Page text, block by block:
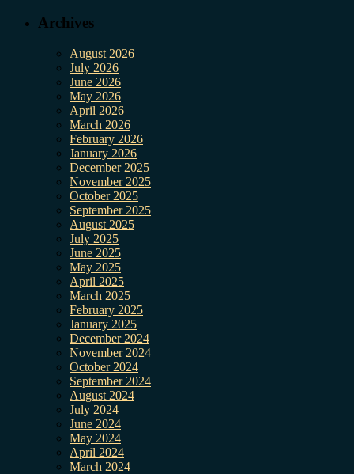
Archives
August 2026
July 2026
June 2026
May 2026
April 2026
March 2026
February 2026
January 2026
December 2025
November 2025
October 2025
September 2025
August 2025
July 2025
June 2025
May 2025
April 2025
March 2025
February 2025
January 2025
December 2024
November 2024
October 2024
September 2024
August 2024
July 2024
June 2024
May 2024
April 2024
March 2024